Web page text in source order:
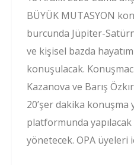
BÜYÜK MUTASYON
burcunda Jüpiter-
ve kişisel bazda
konuşulacak.
Kazanova ve Barış
20’şer dakika konuşma
platformunda
yönetecek. OPA üyeleri